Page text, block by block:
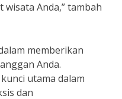
Anda,” tambah
memberikan
Anda.
utama dalam
dan